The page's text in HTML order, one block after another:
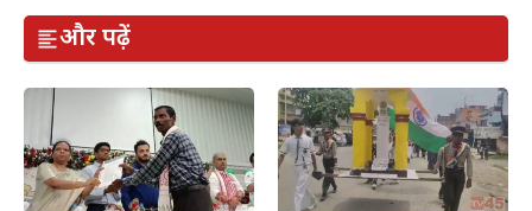
और पढ़ें